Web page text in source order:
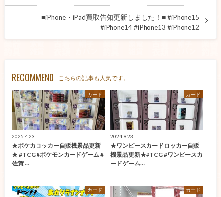
■iPhone・iPad買取告知更新しました！■ #iPhone15
#iPhone14 #iPhone13 #iPhone12
RECOMMEND こちらの記事も人気です。
カード
2025.4.23
★ポケカロッカー自販機景品更新
★ #TCG #ポケモンカードゲーム #
佐賀 …
カード
2024.9.23
★ワンピースカードロッカー自販
機景品更新★#TCG #ワンピースカ
ードゲーム…
カード カード